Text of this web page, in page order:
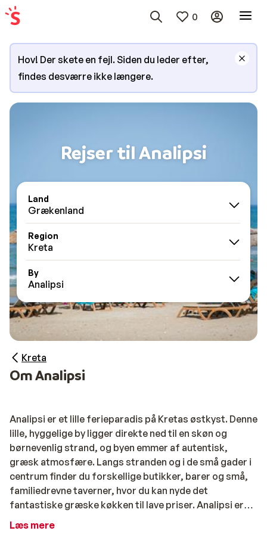
0
Hov! Der skete en fejl. Siden du leder efter,
findes desværre ikke længere.
Rejser til Analipsi
Land
Grækenland
Region
Kreta
By
Analipsi
Kreta
Om Analipsi
Analipsi er et lille ferieparadis på Kretas østkyst. Denne
lille, hyggelige by ligger direkte ned til en skøn og
børnevenlig strand, og byen emmer af autentisk,
græsk atmosfære. Langs stranden og i de små gader i
centrum finder du forskellige butikker, barer og små,
familiedrevne taverner, hvor du kan nyde det
fantastiske græske køkken til lave priser. Analipsi er
omringet af smukke olivenlunde, og både byen,
Læs mere